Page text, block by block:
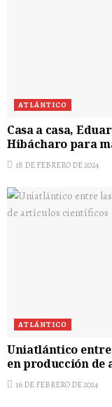
ATLÁNTICO
Casa a casa,
Hibácharo para
18 DE FEBRERO DE 2024
ATLÁNTICO
Uniatlántico
en producción
16 DE FEBRERO DE 2024